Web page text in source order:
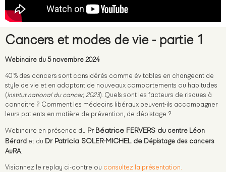
Cancers et modes de vie - partie 1
Webinaire du 5 novembre 2024
40 % des cancers sont considérés comme évitables en changeant de
style de vie et en adoptant de nouveaux comportements ou habitudes
(Institut national du cancer, 2023). Quels sont les facteurs de risques à
connaitre ? Comment les médecins libéraux peuvent-ils accompagner
leurs patients en matière de prévention, de dépistage ?
Webinaire en présence du Pr Béatrice FERVERS du centre Léon
Bérard et du Dr Patricia SOLER-MICHEL de Dépistage des cancers
AuRA.
Visionnez le replay ci-contre ou consultez la présentation.